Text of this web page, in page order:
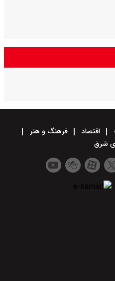
اقتصاد
فرهنگ و هنر
شرق